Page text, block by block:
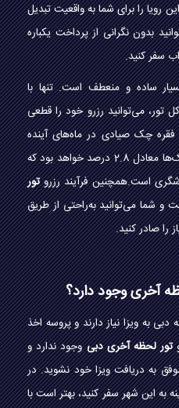
رویا را برای شما به واقعیت تبدیل
بدون نگرانی از پرداخت یکباره
سفر کنید.
ساده و منعطف است. تنها با
از مبلغ کل تور، می‌توانید رزرو خود را قطعی
و مابقی مبلغ را طی 3 تا 6 فقره چک صیادی در ماه‌های آینده
پرداخت نمایید. به علاوه کارمزد چک‌ها معادل 2.8 درصد خواهد بود که
است.همچنین فرآیند رزروتور
و شما می‌توانید به‌راحتی از طریق
را صادر کنید.
آخری وجود دارد؟
دبی به ویزا نیاز دارند و پروسه اخذ
تور لحظه آخری دبیوجود ندارد و
به دریافت ویزا خود نشوید. در
به این شهر سفر کنید، بهتر است با